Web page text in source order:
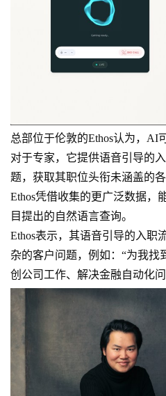
总部位于伦敦的Ethos认为，AI
对于专家，它提供语音引导的
题，获取其职位头衔未涵盖的
Ethos凭借收集的更广泛数据，
目提出的自然语言查询。
Ethos表示，其语音引导的入职
杂的客户问题，例如：“为我找
创公司工作、解决金融自动化